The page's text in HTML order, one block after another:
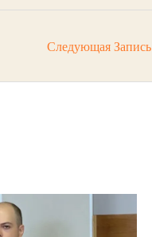
Следующая Запись